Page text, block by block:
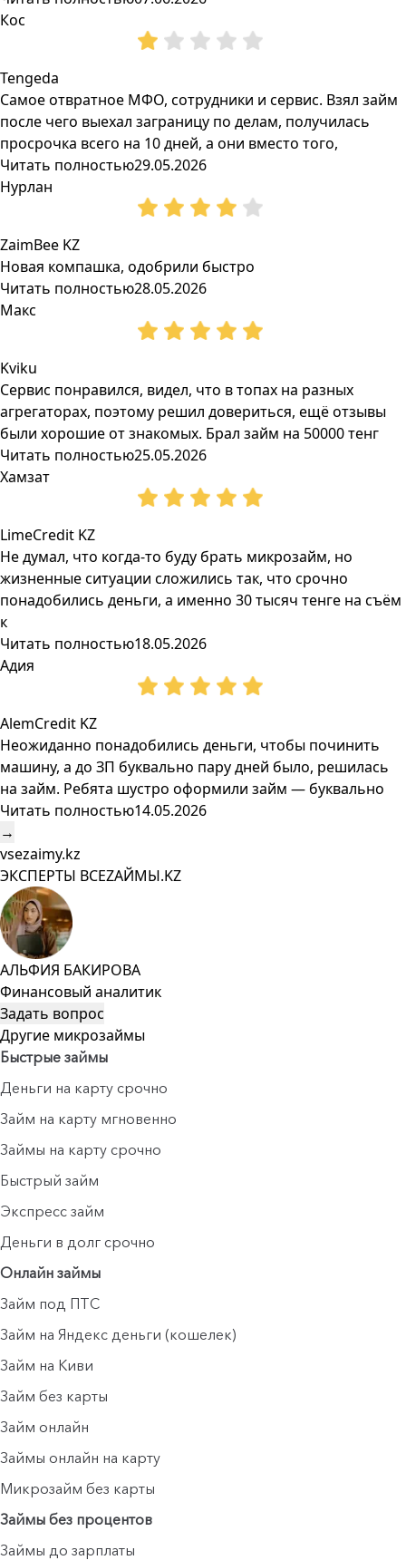
Кос
Tengeda
Самое отвратное МФО, сотрудники и сервис. Взял займ
после чего выехал заграницу по делам, получилась
просрочка всего на 10 дней, а они вместо того,
Читать полностью29.05.2026
Нурлан
ZaimBee KZ
Новая компашка, одобрили быстро
Читать полностью28.05.2026
Макс
Kviku
Сервис понравился, видел, что в топах на разных
агрегаторах, поэтому решил довериться, ещё отзывы
были хорошие от знакомых. Брал займ на 50000 тенг
Читать полностью25.05.2026
Хамзат
LimeCredit KZ
Не думал, что когда-то буду брать микрозайм, но
жизненные ситуации сложились так, что срочно
понадобились деньги, а именно 30 тысяч тенге на съём
к
Читать полностью18.05.2026
Адия
AlemCredit KZ
Неожиданно понадобились деньги, чтобы починить
машину, а до ЗП буквально пару дней было, решилась
на займ. Ребята шустро оформили займ — буквально
Читать полностью14.05.2026
→
vsezaimy.kz
ЭКСПЕРТЫ ВСЕZAЙМЫ.KZ
АЛЬФИЯ БАКИРОВА
Финансовый аналитик
Задать вопрос
Другие микрозаймы
Быстрые займы
Деньги на карту срочно
Займ на карту мгновенно
Займы на карту срочно
Быстрый займ
Экспресс займ
Деньги в долг срочно
Онлайн займы
Займ под ПТС
Займ на Яндекс деньги (кошелек)
Займ на Киви
Займ без карты
Займ онлайн
Займы онлайн на карту
Микрозайм без карты
Займы без процентов
Займы до зарплаты